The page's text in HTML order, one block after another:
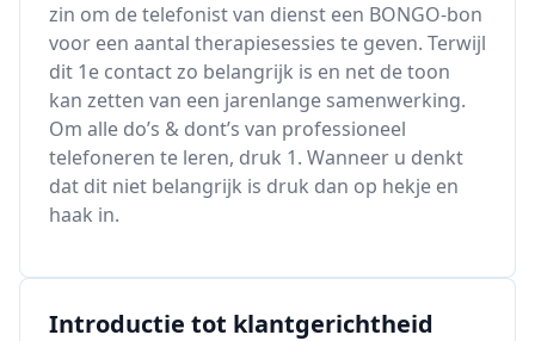
zin om de telefonist van dienst een BONGO-bon
voor een aantal therapiesessies te geven. Terwijl
dit 1e contact zo belangrijk is en net de toon
kan zetten van een jarenlange samenwerking.
Om alle do’s & dont’s van professioneel
telefoneren te leren, druk 1. Wanneer u denkt
dat dit niet belangrijk is druk dan op hekje en
haak in.
Introductie tot klantgerichtheid